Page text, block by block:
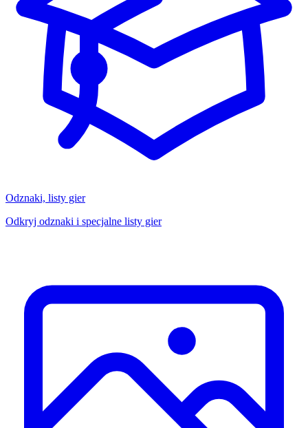
Odznaki, listy gier
Odkryj odznaki i specjalne listy gier